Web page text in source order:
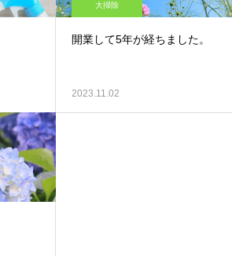
大掃除
開業して5年が経ちました。
2023.11.02